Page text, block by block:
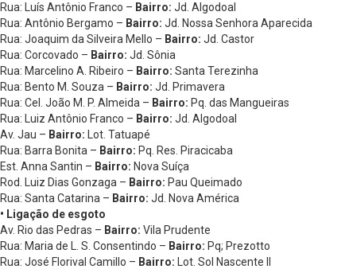
Rua: Luís Antônio Franco – Bairro: Jd. Algodoal
Rua: Antônio Bergamo – Bairro: Jd. Nossa Senhora Aparecida
Rua: Joaquim da Silveira Mello – Bairro: Jd. Castor
Rua: Corcovado – Bairro: Jd. Sônia
Rua: Marcelino A. Ribeiro – Bairro: Santa Terezinha
Rua: Bento M. Souza – Bairro: Jd. Primavera
Rua: Cel. João M. P. Almeida – Bairro: Pq. das Mangueiras
Rua: Luiz Antônio Franco – Bairro: Jd. Algodoal
Av. Jau – Bairro: Lot. Tatuapé
Rua: Barra Bonita – Bairro: Pq. Res. Piracicaba
Est. Anna Santin – Bairro: Nova Suíça
Rod. Luiz Dias Gonzaga – Bairro: Pau Queimado
Rua: Santa Catarina – Bairro: Jd. Nova América
• Ligação de esgoto
Av. Rio das Pedras – Bairro: Vila Prudente
Rua: Maria de L. S. Consentindo – Bairro: Pq; Prezotto
Rua: José Florival Camillo – Bairro: Lot. Sol Nascente II